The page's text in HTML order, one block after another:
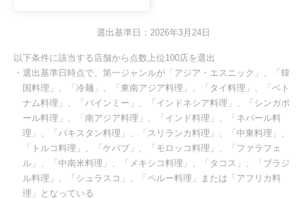
選出基準日：2026年3月24日
以下条件に該当する店舗から点数上位100店を選出
・選出基準日時点で、第一ジャンルが「アジア・エスニック」、「韓
国料理」、「冷麺」、「東南アジア料理」、「タイ料理」、「ベト
ナム料理」、「バインミー」、「インドネシア料理」、「シンガポ
ール料理」、「南アジア料理」、「インド料理」、「ネパール料
理」、「パキスタン料理」、「スリランカ料理」、「中東料理」、
「トルコ料理」、「ケバブ」、「モロッコ料理」、「ファラフェ
ル」、「中南米料理」、「メキシコ料理」、「タコス」、「ブラジ
ル料理」、「シュラスコ」、「ペルー料理」または「アフリカ料
理」となっている